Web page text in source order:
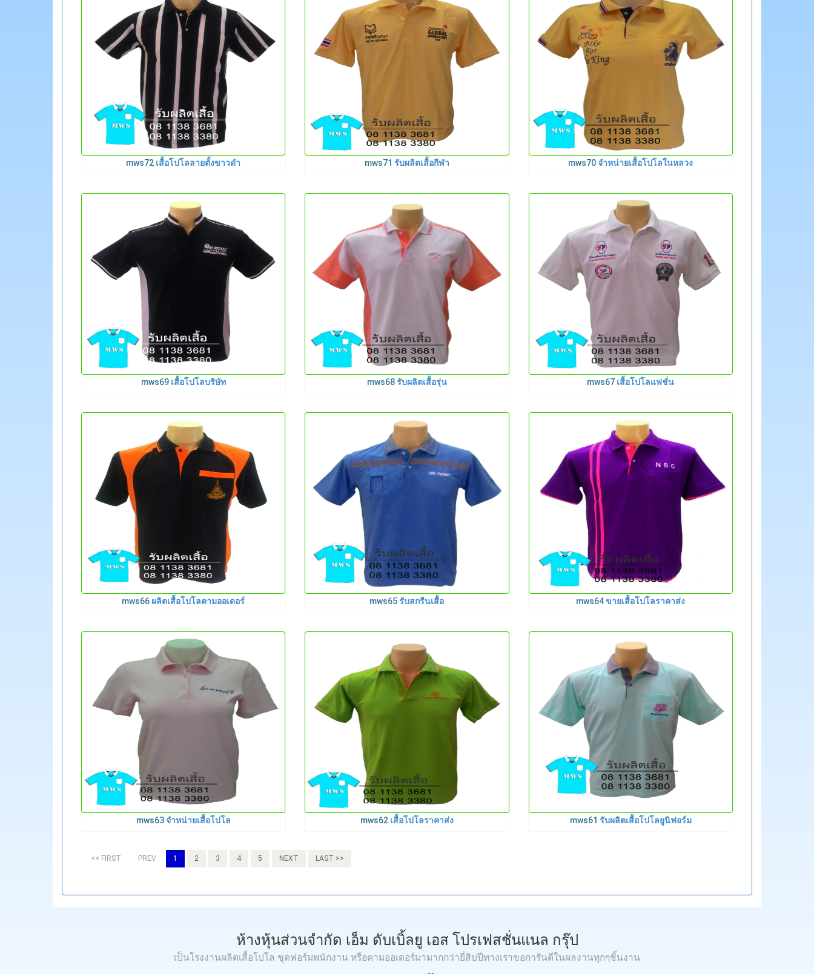
mws72 เสื้อโปโลลายตั้งขาวดำ mws71 รับผลิตเสื้อกีฬา mws70จำหน่ายเสื้อโปโลในหลวง
mws69 เสื้อโปโลบริษัท mws68รับผลิตเสื้อรุ่น mws67 เสื้อโปโลแฟชั่น
mws66 ผลิตเสื้อโปโลตามออเดอร์ mws65รับสกรีนเสื้อ mws64ขายเสื้อโปโลราคาส่ง
mws63จำหน่ายเสื้อโปโล mws62 เสื้อโปโลราคาส่ง mws61 รับผลิตเสื้อโปโลยูนิฟอร์ม
<< FIRST PREV 1 2 3 4 5 NEXT LAST >>
ห้างหุ้นส่วนจำกัด เอ็ม ดับเบิ้ลยู เอส โปรเฟสชั่นแนล กรุ๊ป
เป็นโรงงานผลิตเสื้อโปโล ชุดฟอร์มพนักงาน หรือตามออเดอร์มามากกว่ายี่สิบปีทางเราขอการันตีในผลงานทุกๆชิ้นงาน